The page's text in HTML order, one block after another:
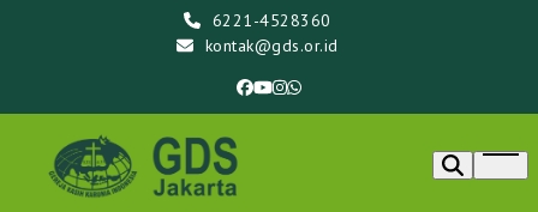
6221-4528360
kontak@gds.or.id
Facebook
YouTube
Instagram
Whatsapp